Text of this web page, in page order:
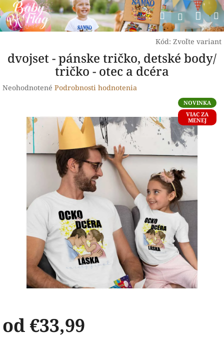
Prejsť
na
obsah
Hľadať
Kód: Zvoľte variant
dvojset - pánske tričko, detské body/
tričko - otec a dcéra
Priemerné
hviezdičiek.
Neohodnotené Podrobnosti hodnotenia
NOVINKA
VIAC ZA
MENEJ
od €33,99